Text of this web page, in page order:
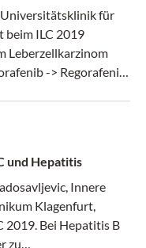
Universitätsklinik für
beim ILC 2019
Leberzellkarzinom
-> Regorafenib
und Hepatitis
Innere
Klagenfurt,
2019. Bei Hepatitis B
zu